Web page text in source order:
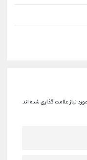
نیاز علامت گذاری شده اند